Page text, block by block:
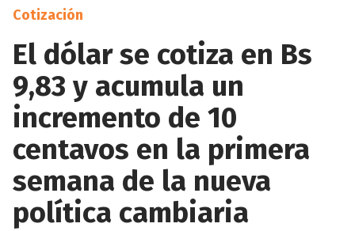
Cotización
El dólar se cotiza en Bs
9,83 y acumula un
incremento de 10
centavos en la primera
semana de la nueva
política cambiaria